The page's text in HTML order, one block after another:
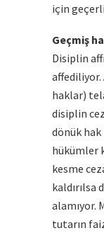
için
Geçmiş
Disiplin
affediliyor.
haklar)
disiplin
dönük hak
hükümler
kesme
kaldırılsa
alamıyor.
tutarın